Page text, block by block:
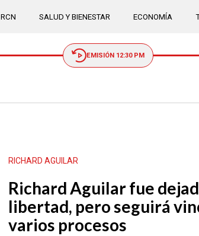
SALUD Y BIENESTAR ECONOMÍA
EMISIÓN 12:30 PM
RICHARD AGUILAR
Richard Aguilar fue
libertad, pero seguirá
varios procesos